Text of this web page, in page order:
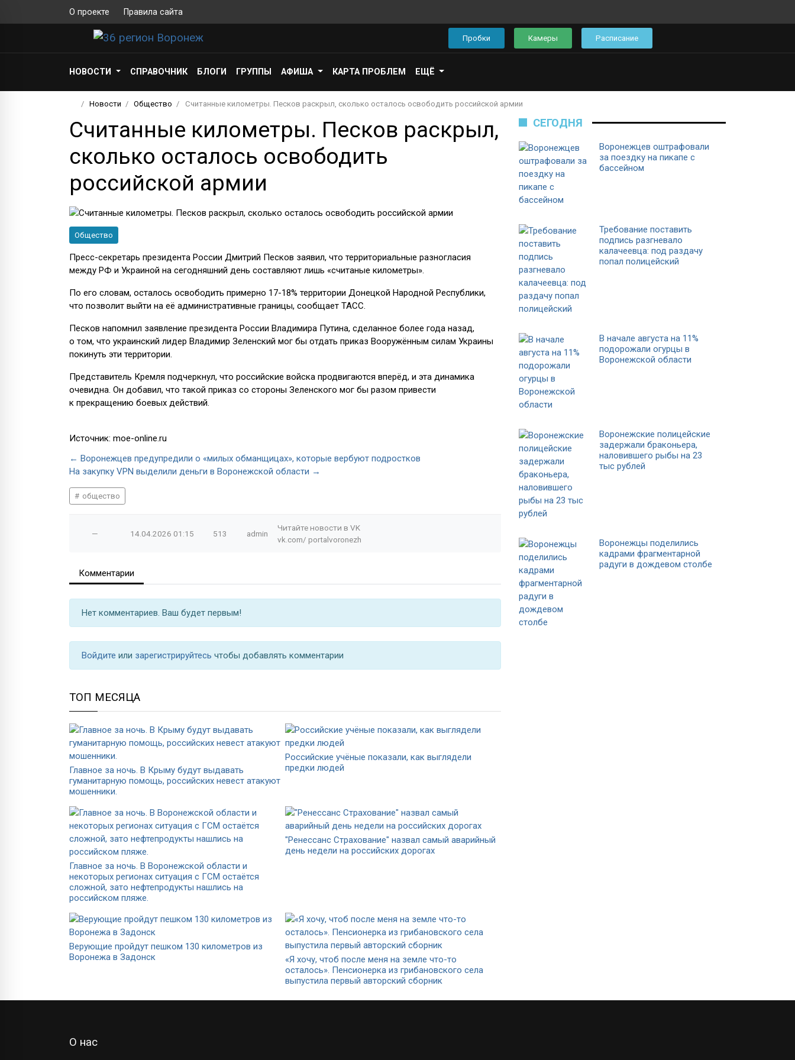
О проекте Правила сайта
Пробки Камеры Расписание
НОВОСТИ СПРАВОЧНИК БЛОГИ ГРУППЫ АФИША КАРТА ПРОБЛЕМ ЕЩЁ
Новости Общество Считанные километры. Песков раскрыл, сколько осталось освободить российской армии
Считанные километры. Песков раскрыл,
сколько осталось освободить
российской армии
Общество
Пресс-секретарь президента России Дмитрий Песков заявил, что территориальные разногласия
между РФ и Украиной на сегодняшний день составляют лишь «считаные километры».
По его словам, осталось освободить примерно 17-18% территории Донецкой Народной Республики,
что позволит выйти на её административные границы, сообщает ТАСС.
Песков напомнил заявление президента России Владимира Путина, сделанное более года назад,
о том, что украинский лидер Владимир Зеленский мог бы отдать приказ Вооружённым силам Украины
покинуть эти территории.
Представитель Кремля подчеркнул, что российские войска продвигаются вперёд, и эта динамика
очевидна. Он добавил, что такой приказ со стороны Зеленского мог бы разом привести
к прекращению боевых действий.
Источник: moe-online.ru
← Воронежцев предупредили о «милых обманщицах», которые вербуют подростков
На закупку VPN выделили деньги в Воронежской области →
общество
— 14.04.2026 01:15 513 admin
Читайте новости в VK
vk.com/ portalvoronezh
Комментарии
Нет комментариев. Ваш будет первым!
Войдите или зарегистрируйтесь чтобы добавлять комментарии
ТОП МЕСЯЦА
Главное за ночь. В Крыму будут выдавать
гуманитарную помощь, российских невест атакуют
мошенники.
Российские учёные показали, как выглядели
предки людей
Главное за ночь. В Воронежской области и
некоторых регионах ситуация с ГСМ остаётся
сложной, зато нефтепродукты нашлись на
российском пляже.
"Ренессанс Страхование" назвал самый аварийный
день недели на российских дорогах
Верующие пройдут пешком 130 километров из
Воронежа в Задонск
«Я хочу, чтоб после меня на земле что-то
осталось». Пенсионерка из грибановского села
выпустила первый авторский сборник
СЕГОДНЯ
Воронежцев оштрафовали
за поездку на пикапе с
бассейном
Требование поставить
подпись разгневало
калачеевца: под раздачу
попал полицейский
В начале августа на 11%
подорожали огурцы в
Воронежской области
Воронежские полицейские
задержали браконьера,
наловившего рыбы на 23
тыс рублей
Воронежцы поделились
кадрами фрагментарной
радуги в дождевом столбе
О нас